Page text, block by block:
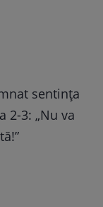
sentința
2-3: „Nu va